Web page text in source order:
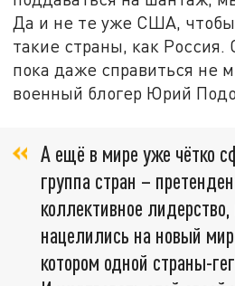
Да и не те уже США,
такие страны, как
пока даже справиться не
военный блогер Юрий
А ещё в мире уже чётко
группа стран –
коллективное
нацелились на новый
котором одной страны-